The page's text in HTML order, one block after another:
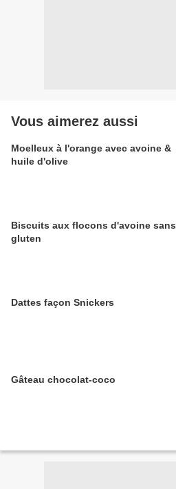
Vous aimerez aussi
Moelleux à l'orange avec avoine &
huile d'olive
Biscuits aux flocons d'avoine sans
gluten
Dattes façon Snickers
Gâteau chocolat-coco